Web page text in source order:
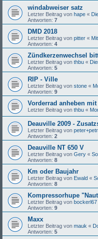
windabweiser satz
Letzter Beitrag von hape «
Antworten: 7
DMD 2018
Letzter Beitrag von pitter «
Antworten: 4
Zündkerzenwechsel
Letzter Beitrag von thbu «
Antworten: 5
RIP - Ville
Letzter Beitrag von stone «
Antworten: 9
Vorderrad anheben
Letzter Beitrag von thbu «
Deauville 2009 -
Letzter Beitrag von
Antworten: 2
Deauville NT 650 V
Letzter Beitrag von Gery «
Antworten: 8
Km oder Baujahr
Letzter Beitrag von Ewald «
Antworten: 8
Kompressorhupe
Letzter Beitrag von bockerl67
Antworten: 9
Maxx
Letzter Beitrag von mauk «
Antworten: 5